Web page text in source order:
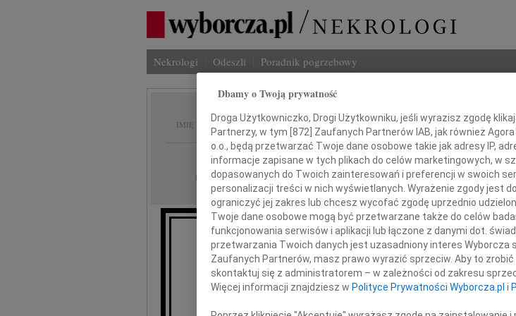
Nekrologi Odeszli Poradnik pogrzebowy
IMIĘ I NAZWISKO: Grzegorz Stapiński
REGION: Lublin
DATA EMISJI: 13.06.2017
Podziękowanie
Wszystkim, którzy wsparli nas słowami otuchy, nadesłali kondolencje
Dbamy o Twoją prywatność
Droga Użytkowniczko, Drogi Użytkowniku, jeśli wyrazisz zgodę
Partnerzy, w tym [872] Zaufanych Partnerów IAB, jak również
o.o., będą przetwarzać Twoje dane osobowe takie jak adresy IP,
informacje zapisane w tych plikach do celów marketingowych, w
dopasowanych do Twoich zainteresowań i preferencji w swoich
personalizacji treści w nich wyświetlanych. Wyrażenie zgody jest
ograniczyć jej zakres lub chcesz wycofać zgodę uprzednio
Twoje dane osobowe mogą być przetwarzane także do celów
funkcjonowania serwisów i aplikacji lub łączone z danymi dot.
przetwarzania Twoich danych jest uzasadniony interes Wyborcza
Zaufanych Partnerów, masz prawo wyrazić sprzeciw. Aby to
skontaktuj się z administratorem – w zależności od zakresu
Więcej informacji znajdziesz w Polityce Prywatności Wyborcza.pl i